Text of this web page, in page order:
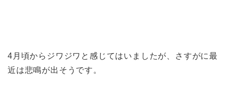
4月頃からジワジワと感じてはいましたが、さすがに最
近は悲鳴が出そうです。